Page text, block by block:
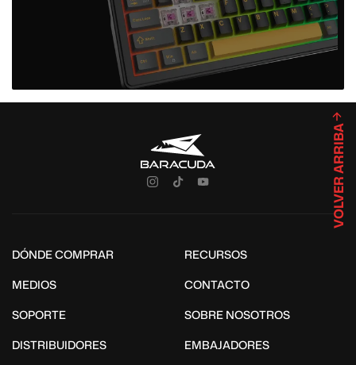
DÓNDE COMPRAR
RECURSOS
MEDIOS
CONTACTO
SOPORTE
SOBRE NOSOTROS
DISTRIBUIDORES
EMBAJADORES
VOLVER ARRIBA